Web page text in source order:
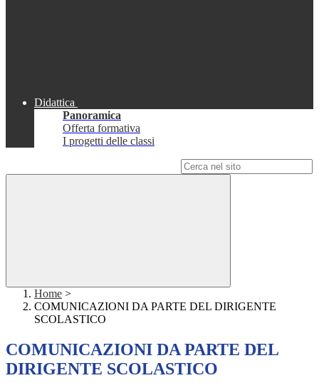
Didattica
Panoramica
Offerta formativa
I progetti delle classi
Home >
COMUNICAZIONI DA PARTE DEL DIRIGENTE
SCOLASTICO
COMUNICAZIONI DA PARTE DEL
DIRIGENTE SCOLASTICO